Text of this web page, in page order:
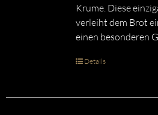
Krume. Diese
verleiht dem Brot
einen besonderen
Details